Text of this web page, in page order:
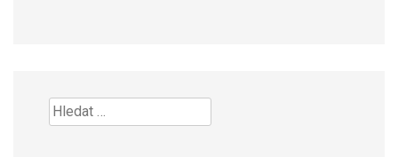
Vyhledávání